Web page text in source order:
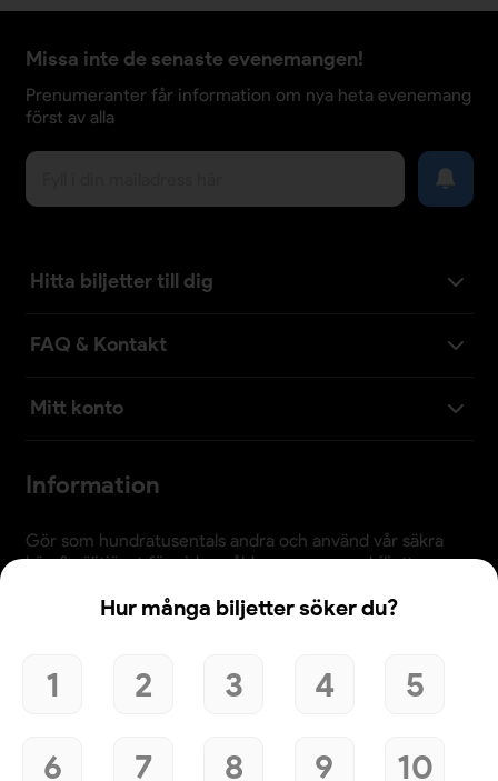
Hur många biljetter söker du?
1 2 3 4
5
6
7 8 9 10
Missa inte de senaste evenemangen!
Prenumeranter får information om nya heta evenemang
först av alla
Hitta biljetter till dig
FAQ & Kontakt
Mitt konto
Information
Gör som hundratusentals andra och använd vår säkra
köp & säljtjänst för vidaresålda evenemangsbiljetter.
skilja sig från biljetternas nominella värde. Det är alltid
Användande av denna webbplats bekräftar godkännande